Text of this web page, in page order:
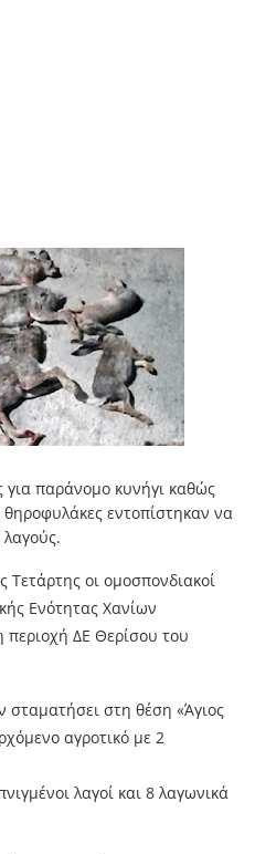
παράνομο κυνήγι καθώς
εντοπίστηκαν να
Τετάρτης οι ομοσπονδιακοί
Ενότητας Χανίων
ΔΕ Θερίσου του
σταματήσει στη θέση «Άγιος
αγροτικό με 2
λαγοί και 8 λαγωνικά